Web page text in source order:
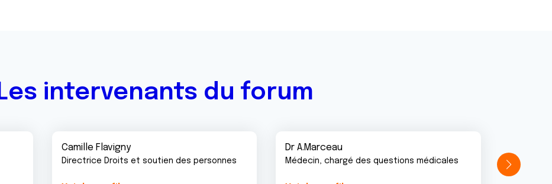
Les intervenants du forum
Camille Flavigny
Directrice Droits et soutien des personnes
Dr A.Marceau
Médecin, chargé des questions médicales